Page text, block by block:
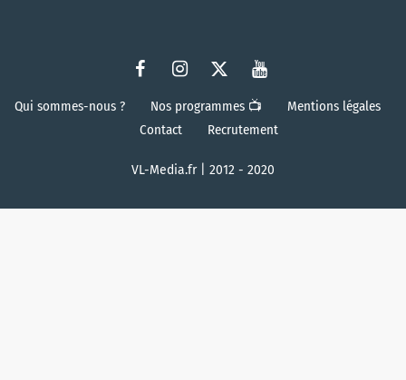
Qui sommes-nous ? Nos programmes 📺
Mentions légales
Contact
Recrutement
VL-Media.fr | 2012 - 2020